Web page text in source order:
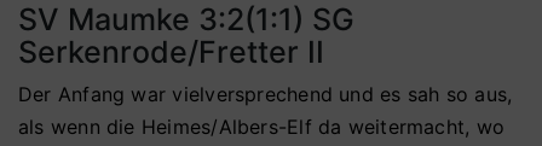
SV Maumke 3:2(1:1) SG
Serkenrode/Fretter II
Der Anfang war vielversprechend und es sah so aus,
als wenn die Heimes/Albers-Elf da weitermacht, wo